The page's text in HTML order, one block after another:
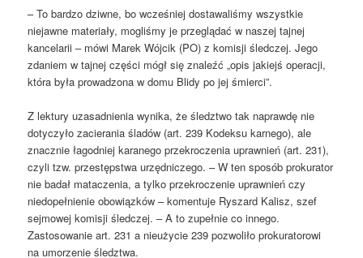
– To bardzo dziwne, bo wcześniej dostawaliśmy wszystkie
niejawne materiały, mogliśmy je przeglądać w naszej tajnej
kancelarii – mówi Marek Wójcik (PO) z komisji śledczej. Jego
zdaniem w tajnej części mógł się znaleźć „opis jakiejś operacji,
która była prowadzona w domu Blidy po jej śmierci”.
Z lektury uzasadnienia wynika, że śledztwo tak naprawdę nie
dotyczyło zacierania śladów (art. 239 Kodeksu karnego), ale
znacznie łagodniej karanego przekroczenia uprawnień (art. 231),
czyli tzw. przestępstwa urzędniczego. – W ten sposób prokurator
nie badał mataczenia, a tylko przekroczenie uprawnień czy
niedopełnienie obowiązków – komentuje Ryszard Kalisz, szef
sejmowej komisji śledczej. – A to zupełnie co innego.
Zastosowanie art. 231 a nieużycie 239 pozwoliło prokuratorowi
na umorzenie śledztwa.